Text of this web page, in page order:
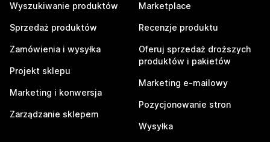
Wyszukiwanie produktów
Sprzedaż produktów
Zamówienia i wysyłka
Projekt sklepu
Marketing i konwersja
Zarządzanie sklepem
Marketplace
Recenzje produktu
Oferuj sprzedaż droższych
produktów i pakietów
Marketing e-mailowy
Pozycjonowanie stron
Wysyłka